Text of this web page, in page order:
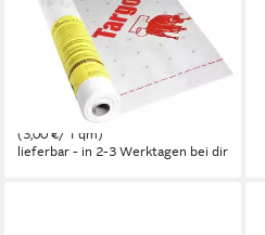
Dampfbremsfolie
Hochleistungsdampfbremse
VariVap S 1 m2 Zuschnitt, (1-
(3,00 €/ 1 qm)
lieferbar - in 2-3 Werktagen bei dir